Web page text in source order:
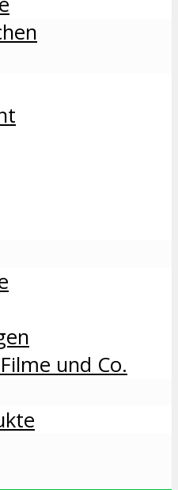
und Co.